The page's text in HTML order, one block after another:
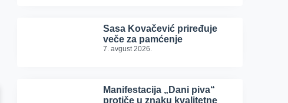
Sasa Kovačević priređuje
veče za pamćenje
7. avgust 2026.
Manifestacija „Dani piva“
protiče u znaku kvalitetne